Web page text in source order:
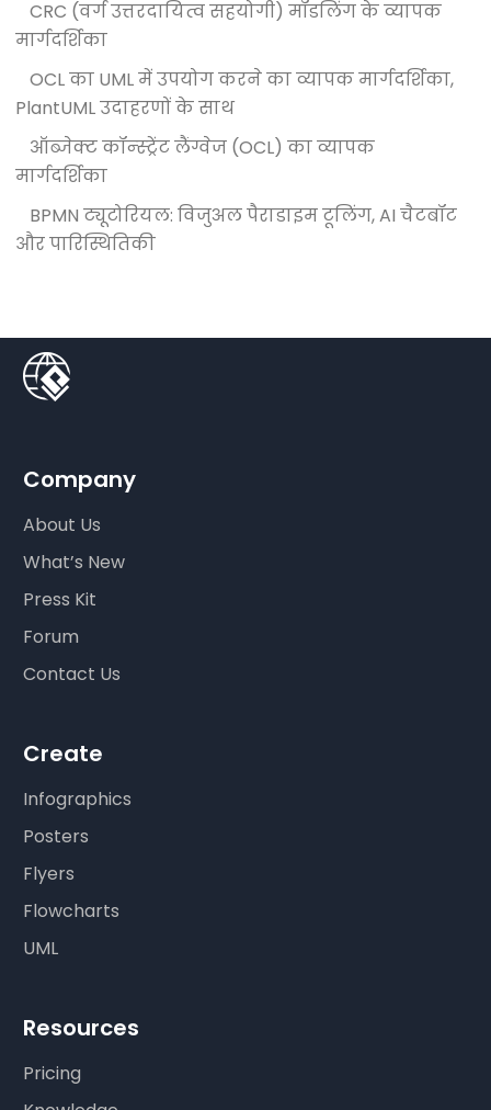
CRC (वर्ग उत्तरदायित्व सहयोगी) मॉडलिंग के व्यापक
मार्गदर्शिका
OCL का UML में उपयोग करने का व्यापक मार्गदर्शिका,
PlantUML उदाहरणों के साथ
ऑब्जेक्ट कॉन्स्ट्रेंट लैंग्वेज (OCL) का व्यापक
मार्गदर्शिका
BPMN ट्यूटोरियल: विजुअल पैराडाइम टूलिंग, AI चैटबॉट
और पारिस्थितिकी
Company
About Us
What’s New
Press Kit
Forum
Contact Us
Create
Infographics
Posters
Flyers
Flowcharts
UML
Resources
Pricing